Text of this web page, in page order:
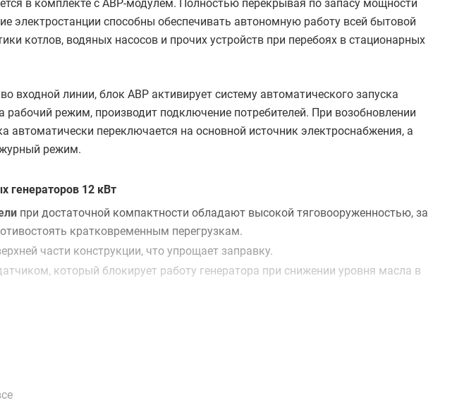
в комплекте с АВР-модулем. Полностью перекрывая по запасу мощности
электростанции способны обеспечивать автономную работу всей бытовой
котлов, водяных насосов и прочих устройств при перебоях в стационарных
входной линии, блок АВР активирует систему автоматического запуска
рабочий режим, производит подключение потребителей. При возобновлении
автоматически переключается на основной источник электроснабжения, а
режим.
генераторов 12 кВт
при достаточной компактности обладают высокой тяговооруженностью, за
кратковременным перегрузкам.
части конструкции, что упрощает заправку.
который блокирует работу генератора при снижении уровня масла в
с нами по телефону или непосредственно через сайт – с помощью